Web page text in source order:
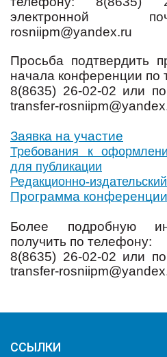
электронной
rosniipm@yandex.ru
Просьба подтвердить
начала конференции по
8(8635) 26-02-02 или
transfer-
Заявка на участие
Требования к
для публикации
Редакционно-
Программа конференции
Более подробную
получить по телефону:
8(8635) 26-02-02 или
transfer-
ССЫЛКИ